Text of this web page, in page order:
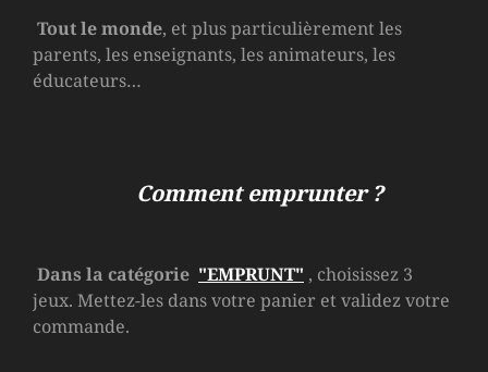
Tout le monde, et plus particulièrement les
parents, les enseignants, les animateurs, les
éducateurs…
Comment emprunter ?
Dans la catégorie "EMPRUNT" , choisissez 3
jeux. Mettez-les dans votre panier et validez votre
commande.